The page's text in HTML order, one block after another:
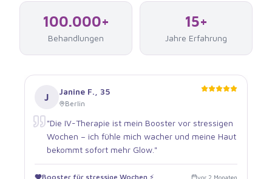
100.000+
Behandlungen
15+
Jahre Erfahrung
J Janine F. 35
Berlin
"Die IV-Therapie ist mein Booster vor stressigen
Wochen – ich fühle mich wacher und meine Haut
bekommt sofort mehr Glow. "
Booster für stressige Wochen ⚡ vor 2 Monaten